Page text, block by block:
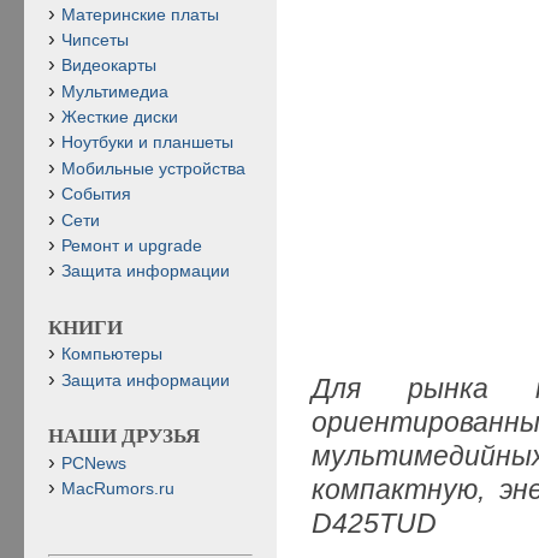
Для рынка
компактную,
D425TUD
Материнские платы
Чипсеты
Видеокарты
Мультимедиа
Жесткие диски
Ноутбуки и планшеты
Мобильные устройства
События
Сети
Ремонт и upgrade
Защита информации
КНИГИ
Компьютеры
Защита информации
НАШИ ДРУЗЬЯ
PCNews
MacRumors.ru